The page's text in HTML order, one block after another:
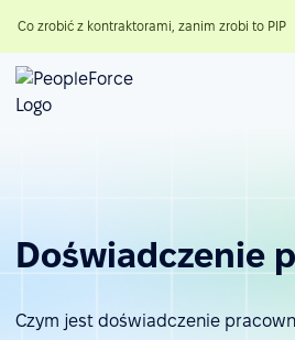
Co zrobić z kontraktorami, zanim zrobi to PIP
Doświadczenie
Czym jest doświadczenie